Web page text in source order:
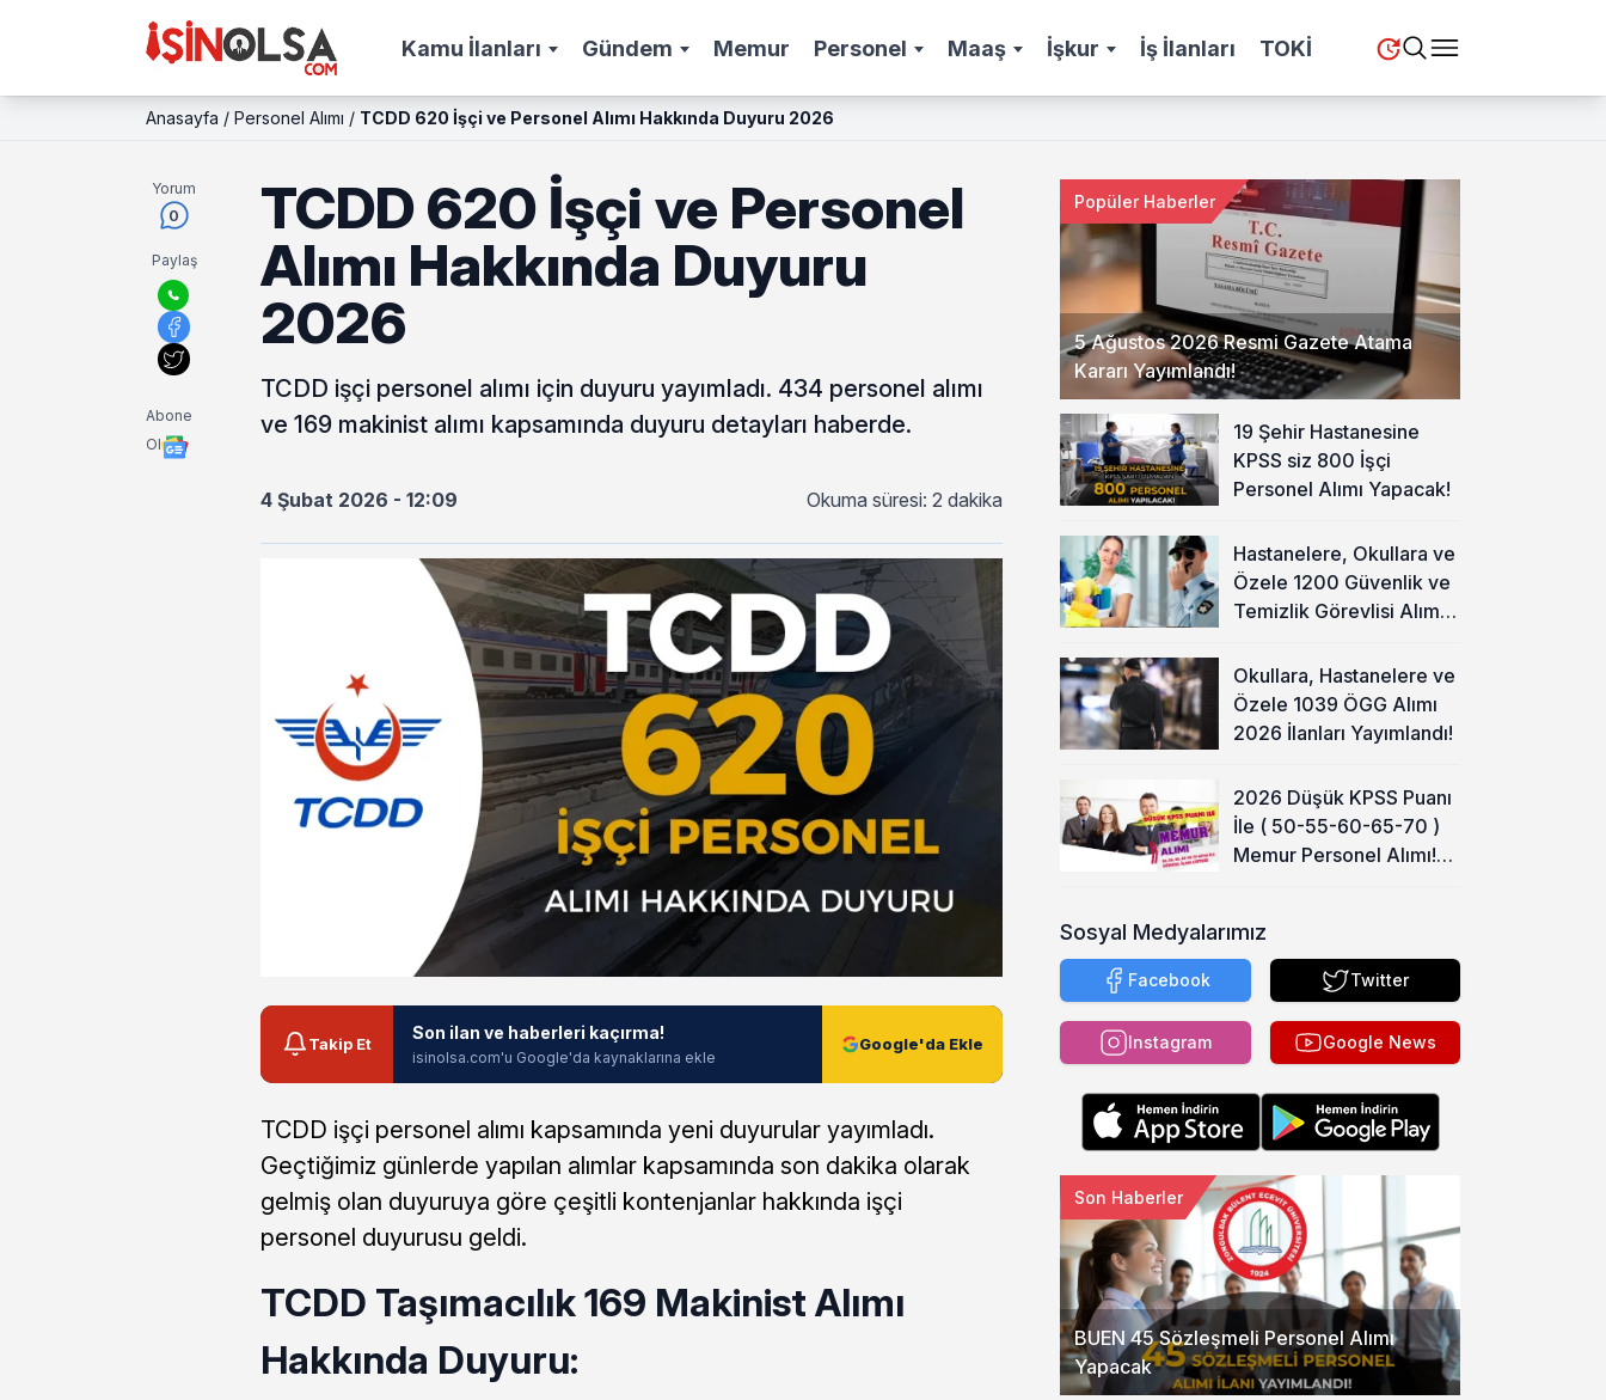
Kamu İlanları Gündem Memur Personel Maaş İşkur İş İlanları TOKİ
Anasayfa / Personel Alımı / TCDD 620 İşçi ve Personel Alımı Hakkında Duyuru 2026
Yorum
0
Paylaş
Abone
Ol
TCDD 620 İşçi ve Personel
Alımı Hakkında Duyuru
2026
TCDD işçi personel alımı için duyuru yayımladı. 434 personel alımı
ve 169 makinist alımı kapsamında duyuru detayları haberde.
4 Şubat 2026 - 12:09 Okuma süresi: 2 dakika
Takip Et
Son ilan ve haberleri kaçırma!
isinolsa.com'u Google'da kaynaklarına ekle
Google'da Ekle
TCDD işçi personel alımı kapsamında yeni duyurular yayımladı.
Geçtiğimiz günlerde yapılan alımlar kapsamında son dakika olarak
gelmiş olan duyuruya göre çeşitli kontenjanlar hakkında işçi
personel duyurusu geldi.
TCDD Taşımacılık 169 Makinist Alımı
Hakkında Duyuru:
5 Ağustos 2026 Resmi Gazete Atama
Kararı Yayımlandı!
Popüler Haberler
19 Şehir Hastanesine
KPSS siz 800 İşçi
Personel Alımı Yapacak!
Hastanelere, Okullara ve
Özele 1200 Güvenlik ve
Temizlik Görevlisi Alımı
Okullara, Hastanelere ve
Özele 1039 ÖGG Alımı
2026 İlanları Yayımlandı!
2026 Düşük KPSS Puanı
İle ( 50-55-60-65-70 )
Memur Personel Alımı!
Sosyal Medyalarımız
Facebook Twitter
Instagram Google News
BUEN 45 Sözleşmeli Personel Alımı
Yapacak
Son Haberler